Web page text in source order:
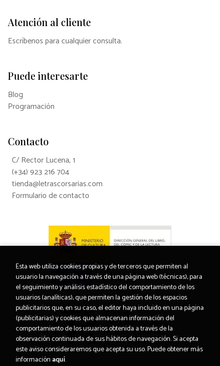
Atención al cliente
Escríbenos para cualquier consulta.
Puede interesarte
Blog
Programación
Contacto
C/ Rector Lucena, 1
(+34) 923 216 704
tienda@letrascorsarias.com
Formulario de contacto
Esta web utiliza cookies propias y de terceros que permiten al
usuario la navegación a través de una página web (técnicas), para
el seguimiento y análisis estadístico del comportamiento de los
usuarios (analíticas), que permiten la gestión de los espacios
publicitarios que, en su caso, el editor haya incluido en una página
(publicitarias) y cookies que almacenan información del
comportamiento de los usuarios obtenida a través de la
observación continuada de sus hábitos de navegación. Si acepta
este aviso consideraremos que acepta su uso. Puede obtener más
información aquí.